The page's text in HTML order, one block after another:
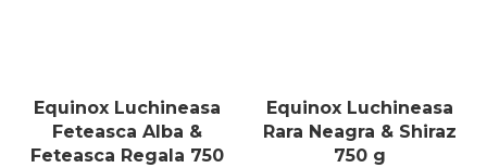
Equinox Luchineasa
Feteasca Alba &
Feteasca Regala 750
Equinox Luchineasa
Rara Neagra & Shiraz
750 g